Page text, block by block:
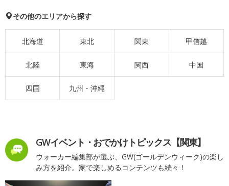
その他のエリアから探す
北海道 東北 関東 甲信越
北陸 東海 関西 中国
四国 九州・沖縄
GWイベント・おでかけトピックス【関東】
ウォーカー編集部が選ぶ、GW(ゴールデンウィーク)の楽し
み方を紹介。家で楽しめるコンテンツも続々！